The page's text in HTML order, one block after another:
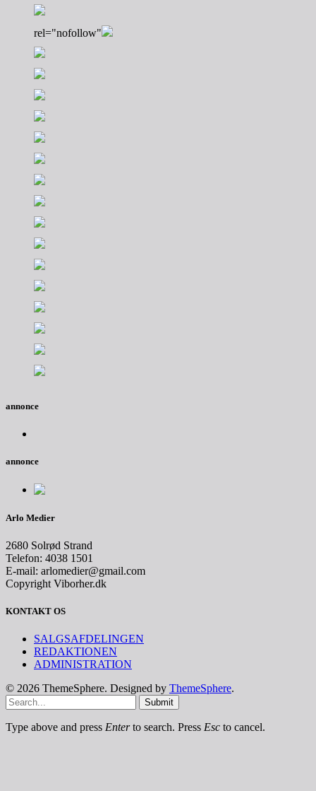
rel="nofollow"
annonce
annonce
Arlo Medier
2680 Solrød Strand
Telefon: 4038 1501
E-mail: arlomedier@gmail.com
Copyright Viborher.dk
KONTAKT OS
SALGSAFDELINGEN
REDAKTIONEN
ADMINISTRATION
© 2026 ThemeSphere. Designed by ThemeSphere.
Submit
Type above and press Enterto search. Press Esc to cancel.